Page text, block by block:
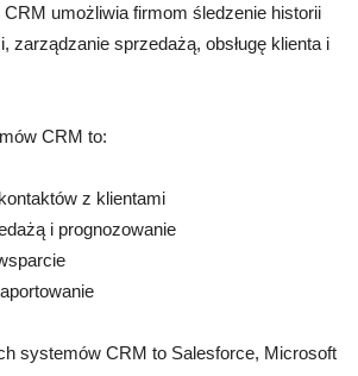
umożliwia firmom śledzenie historii
zarządzanie sprzedażą, obsługę klienta i
CRM to:
z klientami
i prognozowanie
systemów CRM to Salesforce, Microsoft